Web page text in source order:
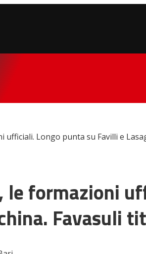
ufficiali. Longo punta su Favilli e
le formazioni
Favasuli